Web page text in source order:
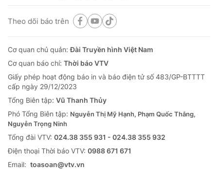
Theo dõi báo trên
Cơ quan chủ quản:Đài Truyền hình Việt Nam
Cơ quan báo chí: Thời báo VTV
Giấy phép hoạt động báo in và báo điện tử số 483/GP-BTTTT
cấp ngày 29/12/2023
Tổng Biên tập: Vũ Thanh Thủy
Phó Tổng Biên tập: Nguyễn Thị Mỹ Hạnh, Phạm Quốc Thắng,
Nguyễn Trọng Ninh
Tổng đài VTV: 024.38 355 931 - 024.38 355 932
Ðiện thoại Thời báo VTV: 0988 671 671
Email: toasoan@vtv.vn